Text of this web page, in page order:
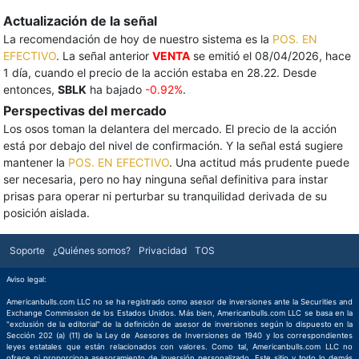
Actualización de la señal
La recomendación de hoy de nuestro sistema es la POS. EN
EFECTIVO. La señal anterior VENTA se emitió el 08/04/2026, hace
1 día, cuando el precio de la acción estaba en 28.22. Desde
entonces, SBLK ha bajado -0.92%.
Perspectivas del mercado
Los osos toman la delantera del mercado. El precio de la acción
está por debajo del nivel de confirmación. Y la señal está sugiere
mantener la POS. EN EFECTIVO. Una actitud más prudente puede
ser necesaria, pero no hay ninguna señal definitiva para instar
prisas para operar ni perturbar su tranquilidad derivada de su
posición aislada.
Soporte ¿Quiénes somos? Privacidad TOS
Aviso legal:
Americanbulls.com LLC no se ha registrado como asesor de inversiones ante la Securities and
Exchange Commission de los Estados Unidos. Más bien, Americanbulls.com LLC se basa en la
"exclusión de la editorial" de la definición de asesor de inversiones según lo dispuesto en la
Sección 202 (a) (11) de la Ley de Asesores de Inversiones de 1940 y los correspondientes
leyes estatales que están relacionados con valores. Como tal, Americanbulls.com LLC no